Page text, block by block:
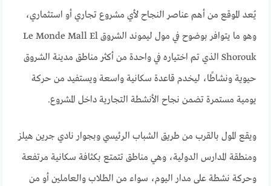
يُعد الموقع من أهم عناصر النجاح لأي مشروع تجاري أو استثماري،
وهو ما يتوافر بوضوح في مول ليموند الشروق Le Monde Mall El
Shorouk الذي تم اختياره في واحدة من أكثر مناطق مدينة الشروق
حيوية ونشاطًا، ليخدم قاعدة سكانية واسعة ويستفيد من حركة
يومية مستمرة تضمن نجاح الأنشطة التجارية داخل المشروع.
ويقع المول بالقرب من طريق الشباب الرئيسي وبجوار نادي جرين هيلز
ومنطقة المدارس الدولية، وهي مناطق تتمتع بكثافة سكانية مرتفعة
وحركة نشطة على مدار اليوم، سواء من الطلاب والعاملين أو من